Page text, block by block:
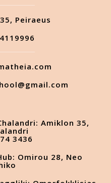
Peiraeus
Amiklon 35,
3436
Omirou 28, Neo